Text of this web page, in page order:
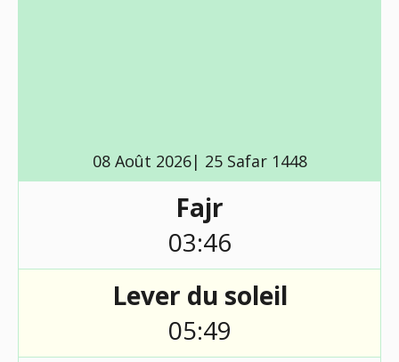
08 Août 2026| 25 Safar 1448
Fajr
03:46
Lever du soleil
05:49